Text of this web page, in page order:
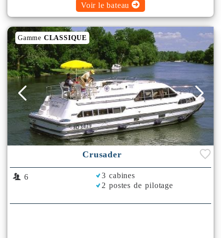
Voir le bateau
Gamme CLASSIQUE
Crusader
6
3 cabines
2 postes de pilotage